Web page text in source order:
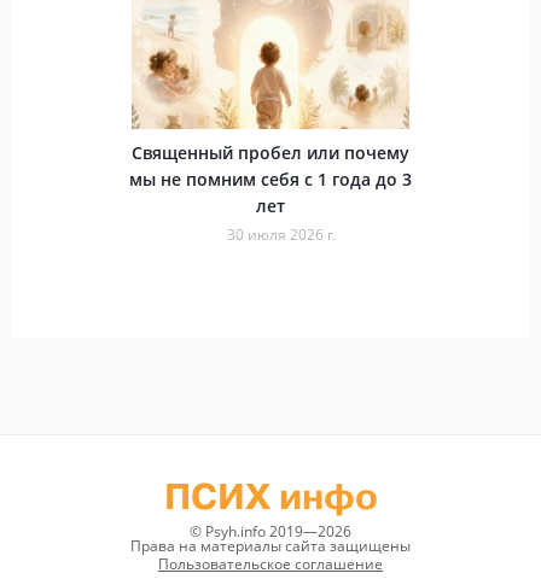
Священный пробел или почему
мы не помним себя с 1 года до 3
лет
30 июля 2026 г.
ПСИХ инфо
© Psyh.info 2019—2026
Права на материалы сайта защищены
Пользовательское соглашение